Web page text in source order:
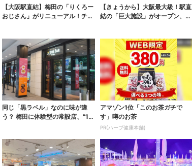
【大阪駅直結】梅田の「りくろー
おじさん」がリニューアル！チー
【きょうから】大阪最大級！駅直
結の「巨大施設」がオープン、誰
同じ「黒ラベル」なのに味が違
う？ 梅田に体験型の常設店、“1人
アマゾン1位「このお茶ガチで
す」噂のお茶
PR(ハーブ健康本舗)